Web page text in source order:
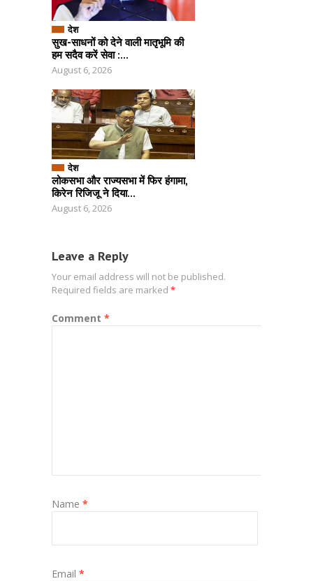
देश
सुख-साधनों को देने वाली मातृभूमि की
हम सदैव करें सेवा :...
August 6, 2026
देश
लोकसभा और राज्यसभा में फिर हंगामा,
किरेन रिजिजू ने दिया...
August 6, 2026
Leave a Reply
Your email address will not be published.
Required fields are marked *
Comment *
Name *
Email *